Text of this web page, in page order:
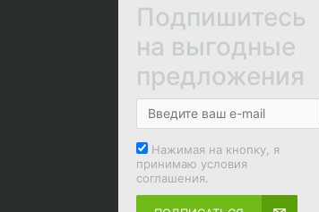
Подпишитесь
на выгодные
предложения
Нажимая на кнопку, я
принимаю условия
соглашения.